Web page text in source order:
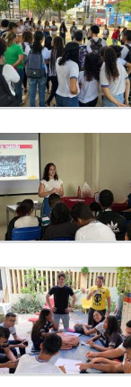
de Mídias